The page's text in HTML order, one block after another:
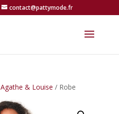
contact@pattymode.fr
Agathe & Louise / Robe